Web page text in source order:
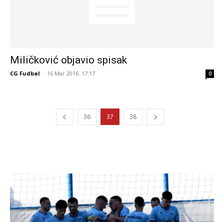
Miličković objavio spisak
CG Fudbal - 16 Mar 2016. 17:17 0
36 37 38